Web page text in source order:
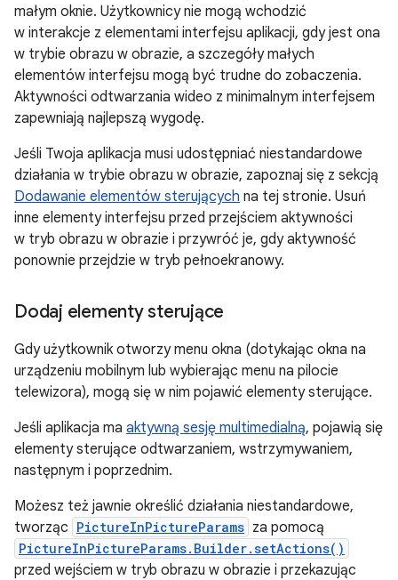
małym oknie. Użytkownicy nie mogą wchodzić
w interakcje z elementami interfejsu aplikacji, gdy jest ona
w trybie obrazu w obrazie, a szczegóły małych
elementów interfejsu mogą być trudne do zobaczenia.
Aktywności odtwarzania wideo z minimalnym interfejsem
zapewniają najlepszą wygodę.
Jeśli Twoja aplikacja musi udostępniać niestandardowe
działania w trybie obrazu w obrazie, zapoznaj się z sekcją
Dodawanie elementów sterujących na tej stronie. Usuń
inne elementy interfejsu przed przejściem aktywności
w tryb obrazu w obrazie i przywróć je, gdy aktywność
ponownie przejdzie w tryb pełnoekranowy.
Dodaj elementy sterujące
Gdy użytkownik otworzy menu okna (dotykając okna na
urządzeniu mobilnym lub wybierając menu na pilocie
telewizora), mogą się w nim pojawić elementy sterujące.
Jeśli aplikacja ma aktywną sesję multimedialną, pojawią się
elementy sterujące odtwarzaniem, wstrzymywaniem,
następnym i poprzednim.
Możesz też jawnie określić działania niestandardowe,
tworząc PictureInPictureParams za pomocą
PictureInPictureParams.Builder.setActions()
przed wejściem w tryb obrazu w obrazie i przekazując